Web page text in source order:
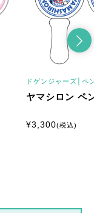
ドゲンジャーズ│ペ
ヤマシロン ペ
¥3,300(税込)